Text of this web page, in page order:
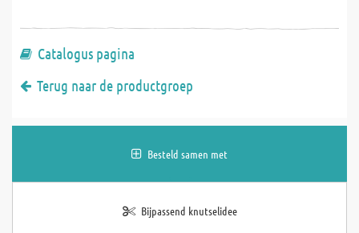
Catalogus pagina
Terug naar de productgroep
Besteld samen met
Bijpassend knutselidee